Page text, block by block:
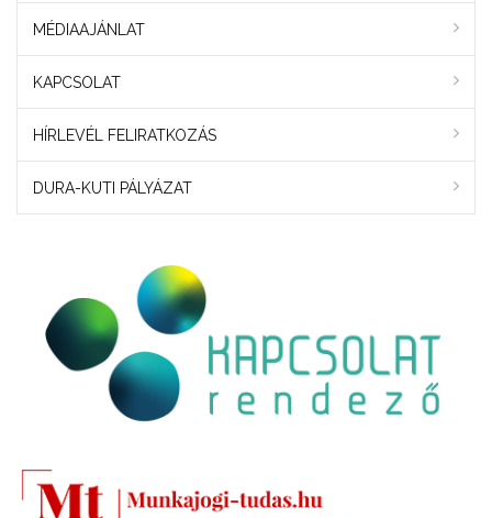
MÉDIAAJÁNLAT
KAPCSOLAT
HÍRLEVÉL FELIRATKOZÁS
DURA-KUTI PÁLYÁZAT